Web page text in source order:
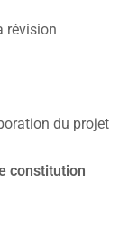
révision
du projet
constitution